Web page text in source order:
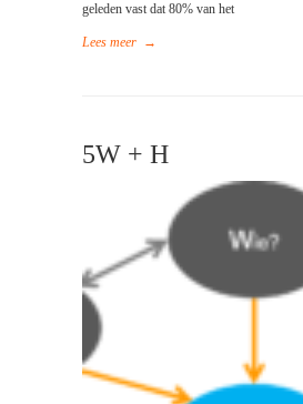
geleden vast dat 80% van het
Lees meer →
5W + H